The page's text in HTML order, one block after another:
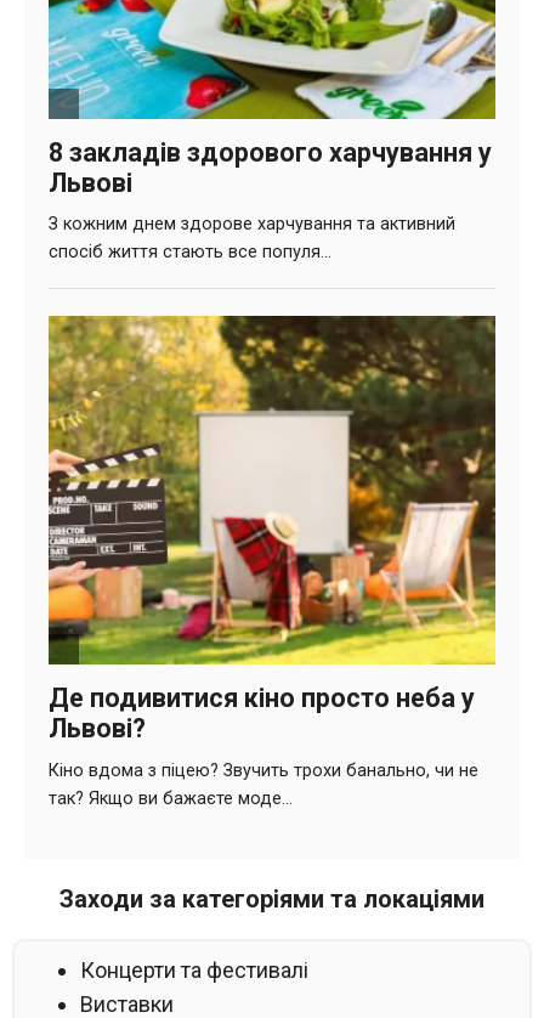
Заходи за категоріями та локаціями
Концерти та фестивалі
Виставки